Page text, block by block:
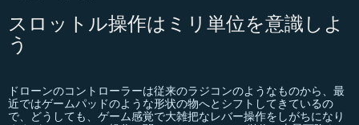
スロットル操作はミリ単位を意識しよ
う
ドローンのコントローラーは従来のラジコンのようなものから、最
近ではゲームパッドのような形状の物へとシフトしてきているの
で、どうしても、ゲーム感覚で大雑把なレバー操作をしがちになり